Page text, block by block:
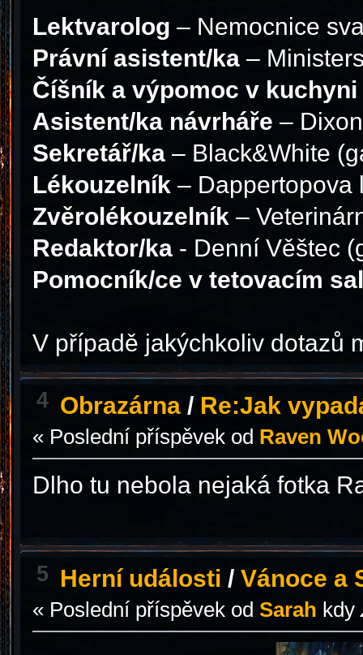
Lektvarolog – Nemocnice
Právní asistent/ka–
Číšník a výpomoc v kuchyni
Asistent/ka návrháře –
Sekretář/ka– Black&White
Lékouzelník –
Zvěrolékouzelník –
Redaktor/ka- Denní Věštec
Pomocník/ce v tetovacím
V případě jakýchkoliv dotazů
4 Obrazárna / Re:Jak
« Poslední příspěvek od Raven
Dlho tu nebola nejaká fotka
5 Herní události /Vánoce a
« Poslední příspěvek od Sarah kdy